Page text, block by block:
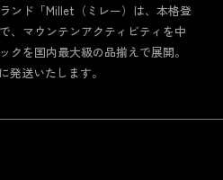
ンド「Millet（ミレー）は、本格登
、マウンテンアクティビティを中
クを国内最大級の品揃えで展開。
発送いたします。